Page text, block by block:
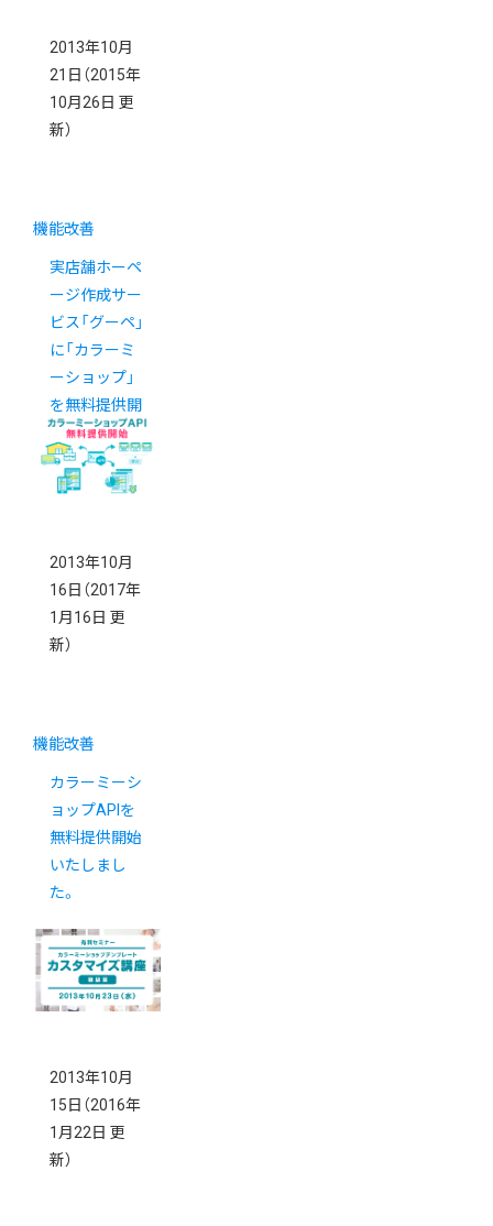
2013年10月
21日 （2015年
10月26日 更
新）
機能改善
実店舗ホーペ
ージ作成サー
ビス「グーペ」
に「カラーミ
ーショップ」
を無料提供開
始
2013年10月
16日 （2017年
1月16日 更
新）
機能改善
カラーミーシ
ョップAPIを
無料提供開始
いたしまし
た。
2013年10月
15日 （2016年
1月22日 更
新）